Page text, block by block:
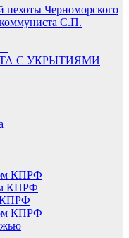
пехоты Черноморского
коммуниста С.П.
С УКРЫТИЯМИ
КПРФ
КПРФ
КПРФ
КПРФ